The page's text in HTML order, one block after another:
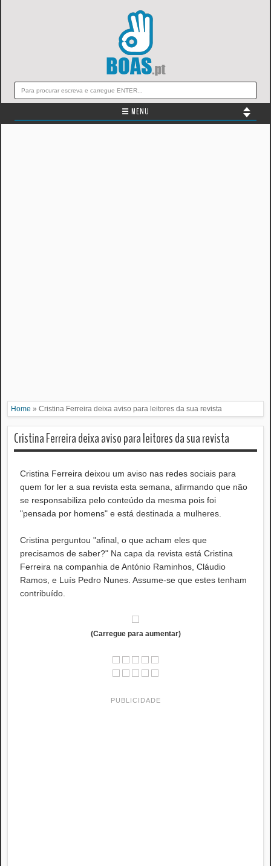
☰ MENU
Home » Cristina Ferreira deixa aviso para leitores da sua revista
Cristina Ferreira deixa aviso para leitores da sua revista
Cristina Ferreira deixou um aviso nas redes sociais para
quem for ler a sua revista esta semana, afirmando que não
se responsabiliza pelo conteúdo da mesma pois foi
"pensada por homens" e está destinada a mulheres.
Cristina perguntou "afinal, o que acham eles que
precisamos de saber?" Na capa da revista está Cristina
Ferreira na companhia de António Raminhos, Cláudio
Ramos, e Luís Pedro Nunes. Assume-se que estes tenham
contribuído.
(Carregue para aumentar)
PUBLICIDADE